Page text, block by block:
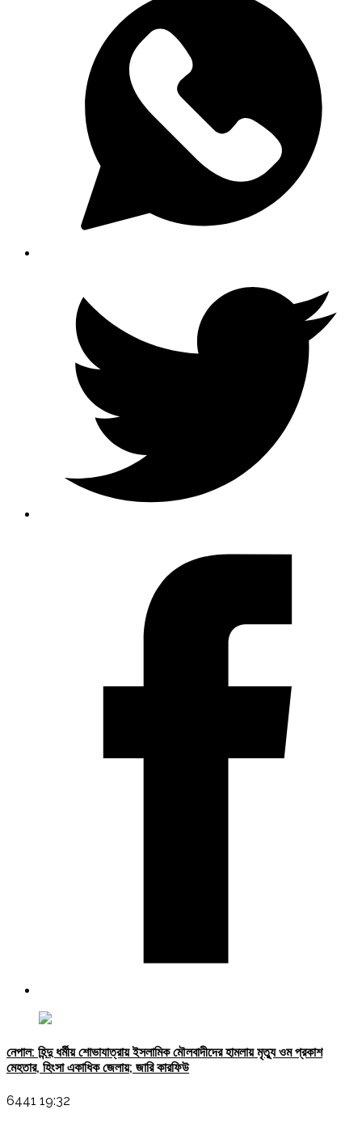
নেপাল: হিন্দু ধর্মীয় শোভাযাত্রায় ইসলামিক মৌলবাদীদের হামলায় মৃত্যু ওম প্রকাশ
মেহতার, হিংসা একাধিক জেলায়; জারি কারফিউ
6441 19:32